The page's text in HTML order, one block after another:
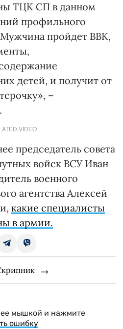
ТЦК СП в данном
профильного
Мужчина пройдет ВВК,
детей, и получит от
–
VIDEO
председатель совета
войск ВСУ Иван
военного
агентства Алексей
какие специалисты
в армии.
мышкой и нажмите
ошибку